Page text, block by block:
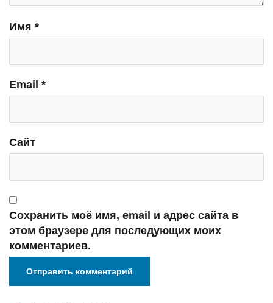
Имя *
Email *
Сайт
Сохранить моё имя, email и адрес сайта в
этом браузере для последующих моих
комментариев.